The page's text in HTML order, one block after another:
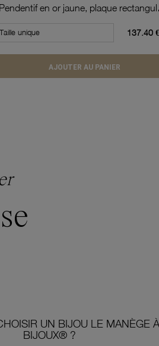
Taille unique 137.40 €
AJOUTER AU PANIER
UN BIJOU LE MANÈGE À
BIJOUX® ?